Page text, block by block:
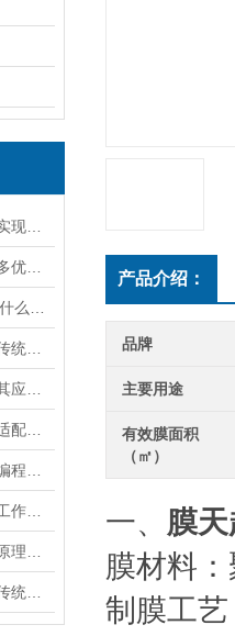
产品介绍：
品牌
主要用途
有效膜面积
（㎡）
一、 膜
膜材料
制膜工